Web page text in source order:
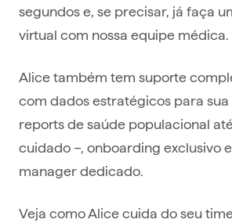
segundos e, se precisar, já faça
virtual com nossa equipe médica.
Alice também tem suporte
com dados estratégicos para
reports de saúde populacional
cuidado –, onboarding exclusivo
manager dedicado.
Veja como Alice cuida do seu